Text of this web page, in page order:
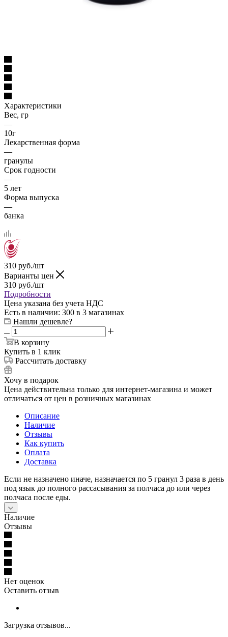
Характеристики
Вес, гр
—
10г
Лекарственная форма
—
гранулы
Срок годности
—
5 лет
Форма выпуска
—
банка
310 руб./шт
Варианты цен
310 руб./шт
Подробности
Цена указана без учета НДС
Есть в наличии: 300 в 3 магазинах
Нашли дешевле?
В корзину
Купить в 1 клик
Рассчитать доставку
Хочу в подарок
Цена действительна только для интернет-магазина и может
отличаться от цен в розничных магазинах
Описание
Наличие
Отзывы
Как купить
Оплата
Доставка
Если не назначено иначе, назначается по 5 гранул 3 раза в день
под язык до полного рассасывания за полчаса до или через
полчаса после еды.
Наличие
Отзывы
Нет оценок
Оставить отзыв
Загрузка отзывов...